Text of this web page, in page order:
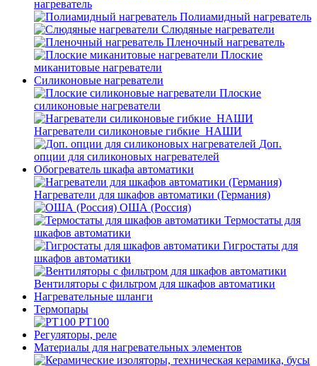
нагреватель
Полиамидный нагреватель
Слюдяные нагреватели
Пленочный нагреватель
Плоские
миканитовые нагреватели
Силиконовые нагреватели
Плоские
силиконовые нагреватели
Нагреватели силиконовые гибкие_НАШИ
Доп.
опции для силиконовых нагревателей
Обогреватель шкафа автоматики
Нагреватели для шкафов автоматики (Германия)
ОША (Россия)
Термостаты для
шкафов автоматики
Гигростаты для
шкафов автоматики
Вентиляторы с фильтром для шкафов автоматики
Нагревательные шланги
Термопары
PT100
Регуляторы, реле
Материалы для нагревательных элементов